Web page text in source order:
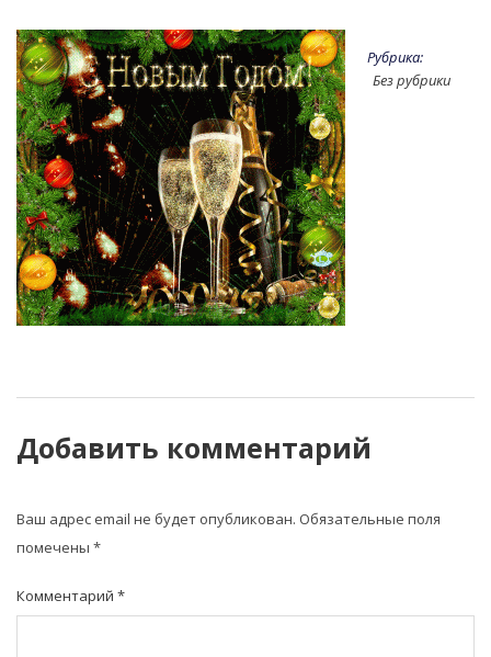
Рубрика:
Без рубрики
Добавить комментарий
Ваш адрес email не будет опубликован. Обязательные поля
помечены *
Комментарий *